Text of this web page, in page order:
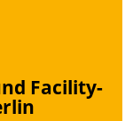
Facility-